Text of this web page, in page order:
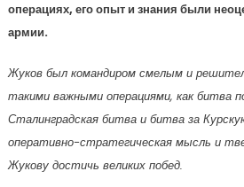
операциях, его опыт и знания были
армии.
Жуков был командиром смелым и
такими важными операциями, как битва
Сталинградская битва и битва за
оперативно-стратегическая мысль и
Жукову достичь великих побед.